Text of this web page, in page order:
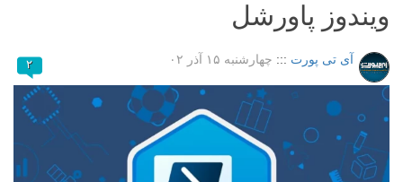
ویندوز پاورشل
آی تی پورت ::: چهارشنبه ۱۵ آذر ۰۲ ۲